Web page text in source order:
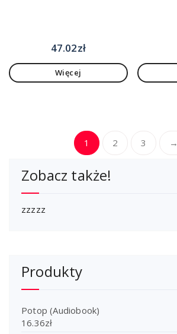
47.02zł
Więcej
1 2 3 →
Zobacz także!
zzzzz
Produkty
Potop (Audiobook)
16.36zł